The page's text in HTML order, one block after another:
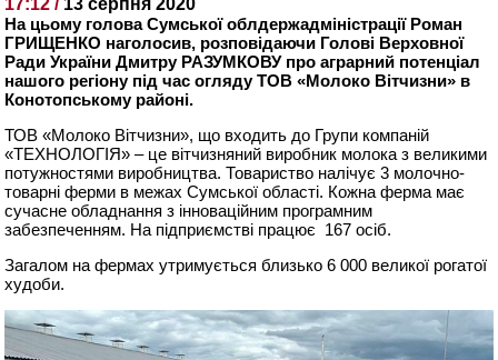
17:12 / 13 серпня 2020
На цьому голова Сумської облдержадміністрації Роман
ГРИЩЕНКО наголосив, розповідаючи Голові Верховної
Ради України Дмитру РАЗУМКОВУ про аграрний потенціал
нашого регіону під час огляду ТОВ «Молоко Вітчизни» в
Конотопському районі.
ТОВ «Молоко Вітчизни», що входить до Групи компаній
«ТЕХНОЛОГІЯ» – це вітчизняний виробник молока з великими
потужностями виробництва. Товариство налічує 3 молочно-
товарні ферми в межах Сумської області. Кожна ферма має
сучасне обладнання з інноваційним програмним
забезпеченням. На підприємстві працює 167 осіб.
Загалом на фермах утримується близько 6 000 великої рогатої
худоби.